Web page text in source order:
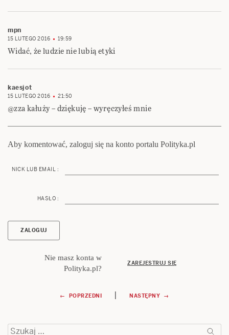
mpn
15 LUTEGO 2016 19:59
Widać, że ludzie nie lubią etyki
kaesjot
15 LUTEGO 2016 21:50
@zza kałuży – dziękuję – wyręczyłeś mnie
Aby komentować, zaloguj się na konto portalu Polityka.pl
NICK LUB EMAIL :
HASŁO :
Nie masz konta w
Polityka.pl?
ZAREJESTRUJ SIĘ
Nawigacja
wpisu
← POPRZEDNI | NASTĘPNY →
Szukaj: